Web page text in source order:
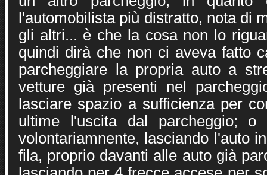
l'automobilista più distratto, nota di
gli altri... è che la cosa non lo
quindi dirà che non ci aveva fatto
parcheggiare la propria auto a
vetture già presenti nel
lasciare spazio a sufficienza per
ultime l'uscita dal parcheggio; o
volontariamnente, lasciando l'auto
fila, proprio davanti alle auto già